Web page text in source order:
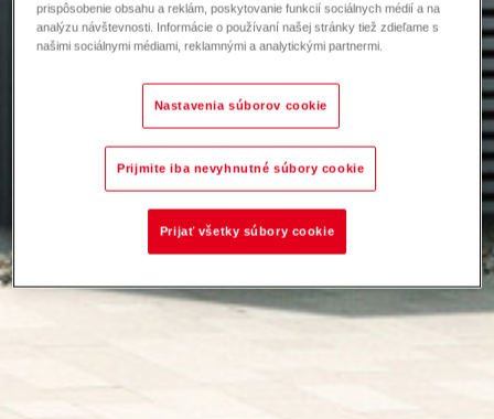
prispôsobenie obsahu a reklám, poskytovanie funkcií sociálnych médií a na
analýzu návštevnosti. Informácie o používaní našej stránky tiež zdieľame s
našimi sociálnymi médiami, reklamnými a analytickými partnermi.
Nastavenia súborov cookie
Prijmite iba nevyhnutné súbory cookie
Prijať všetky súbory cookie